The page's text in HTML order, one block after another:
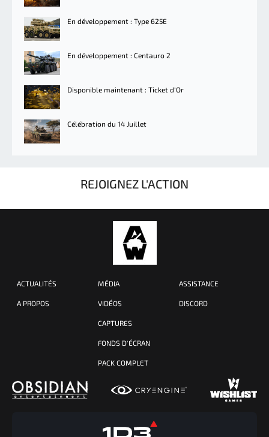
En développement : Type 625E
En développement : Centauro 2
Disponible maintenant : Ticket d'Or
Célébration du 14 Juillet
REJOIGNEZ L'ACTION
ACTUALITÉS
A PROPOS
MÉDIA
VIDÉOS
CAPTURES
FONDS D'ÉCRAN
PACK COMPLET
ASSISTANCE
DISCORD